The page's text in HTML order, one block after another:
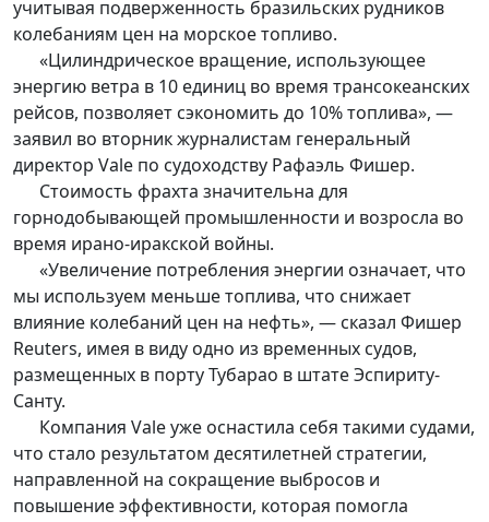
учитывая подверженность бразильских рудников
колебаниям цен на морское топливо.
«Цилиндрическое вращение, использующее
энергию ветра в 10 единиц во время трансокеанских
рейсов, позволяет сэкономить до 10% топлива», —
заявил во вторник журналистам генеральный
директор Vale по судоходству Рафаэль Фишер.
Стоимость фрахта значительна для
горнодобывающей промышленности и возросла во
время ирано-иракской войны.
«Увеличение потребления энергии означает, что
мы используем меньше топлива, что снижает
влияние колебаний цен на нефть», — сказал Фишер
Reuters, имея в виду одно из временных судов,
размещенных в порту Тубарао в штате Эспириту-
Санту.
Компания Vale уже оснастила себя такими судами,
что стало результатом десятилетней стратегии,
направленной на сокращение выбросов и
повышение эффективности, которая помогла